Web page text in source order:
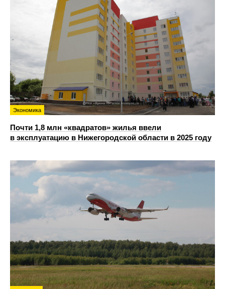
Экономика
Почти 1,8 млн «квадратов» жилья ввели
в эксплуатацию в Нижегородской области в 2025 году